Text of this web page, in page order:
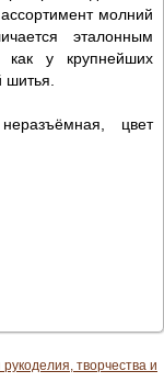
молний
эталонным
как у крупнейших
цвет
творчества и